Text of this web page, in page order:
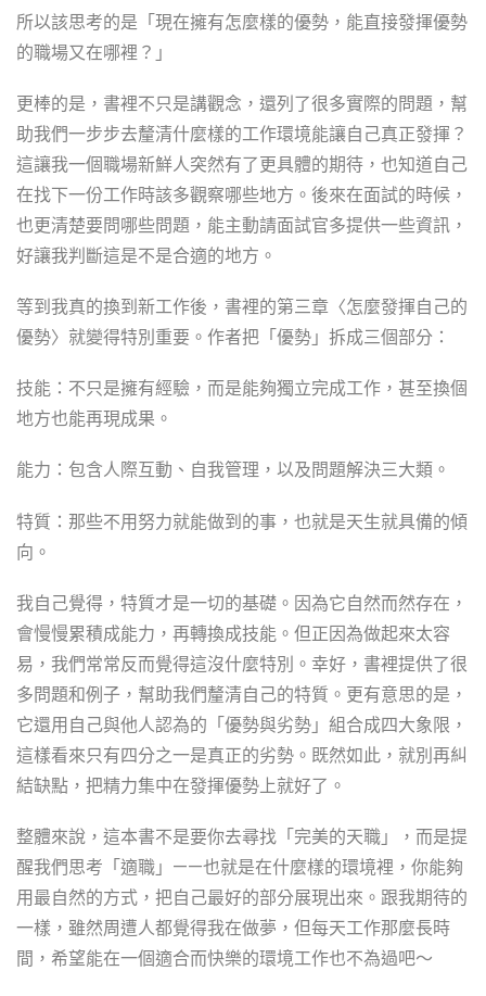
所以該思考的是「現在擁有怎麼樣的優勢，能直接發揮優勢
的職場又在哪裡？」
更棒的是，書裡不只是講觀念，還列了很多實際的問題，幫
助我們一步步去釐清什麼樣的工作環境能讓自己真正發揮？
這讓我一個職場新鮮人突然有了更具體的期待，也知道自己
在找下一份工作時該多觀察哪些地方。後來在面試的時候，
也更清楚要問哪些問題，能主動請面試官多提供一些資訊，
好讓我判斷這是不是合適的地方。
等到我真的換到新工作後，書裡的第三章〈怎麼發揮自己的
優勢〉就變得特別重要。作者把「優勢」拆成三個部分：
技能：不只是擁有經驗，而是能夠獨立完成工作，甚至換個
地方也能再現成果。
能力：包含人際互動、自我管理，以及問題解決三大類。
特質：那些不用努力就能做到的事，也就是天生就具備的傾
向。
我自己覺得，特質才是一切的基礎。因為它自然而然存在，
會慢慢累積成能力，再轉換成技能。但正因為做起來太容
易，我們常常反而覺得這沒什麼特別。幸好，書裡提供了很
多問題和例子，幫助我們釐清自己的特質。更有意思的是，
它還用自己與他人認為的「優勢與劣勢」組合成四大象限，
這樣看來只有四分之一是真正的劣勢。既然如此，就別再糾
結缺點，把精力集中在發揮優勢上就好了。
整體來說，這本書不是要你去尋找「完美的天職」，而是提
醒我們思考「適職」——也就是在什麼樣的環境裡，你能夠
用最自然的方式，把自己最好的部分展現出來。跟我期待的
一樣，雖然周遭人都覺得我在做夢，但每天工作那麼長時
間，希望能在一個適合而快樂的環境工作也不為過吧～